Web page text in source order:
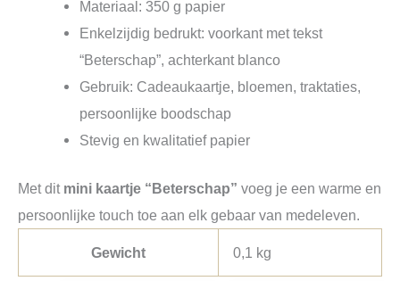
Materiaal: 350 g papier
Enkelzijdig bedrukt: voorkant met tekst
“Beterschap”, achterkant blanco
Gebruik: Cadeaukaartje, bloemen, traktaties,
persoonlijke boodschap
Stevig en kwalitatief papier
Met dit mini kaartje “Beterschap” voeg je een warme en
persoonlijke touch toe aan elk gebaar van medeleven.
Gewicht 0,1 kg